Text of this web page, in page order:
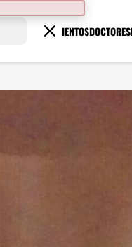
TRATAMIENTOSDOCTORES